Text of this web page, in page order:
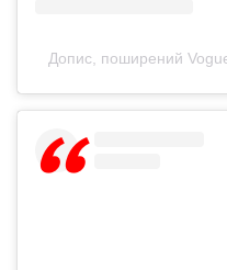
Допис, поширений